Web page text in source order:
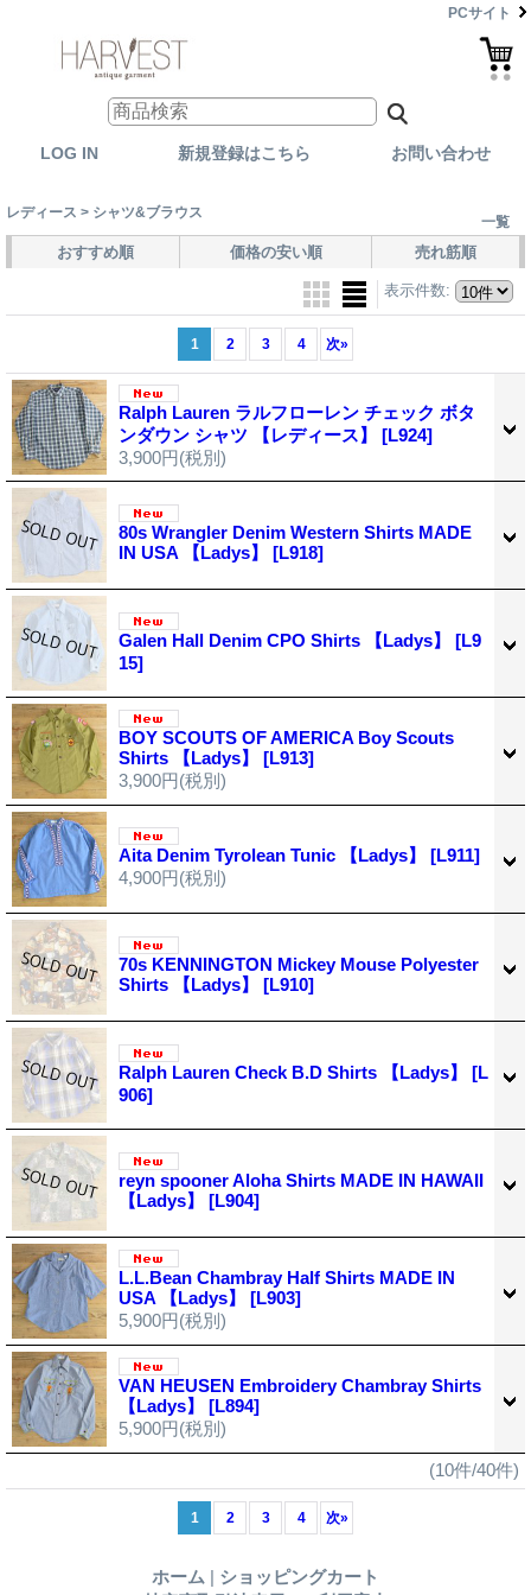
PCサイト
LOG IN 新規登録はこちら お問い合わせ
レディース > シャツ&ブラウス
一覧
おすすめ順 価格の安い順 売れ筋順
表示件数:
1 2 3 4 次»
Ralph Lauren ラルフローレン チェック ボタ
ンダウン シャツ 【レディース】 [L924]
3,900円(税別)
80s Wrangler Denim Western Shirts MADE
IN USA 【Ladys】 [L918]
Galen Hall Denim CPO Shirts 【Ladys】 [L9
15]
BOY SCOUTS OF AMERICA Boy Scouts
Shirts 【Ladys】 [L913]
3,900円(税別)
Aita Denim Tyrolean Tunic 【Ladys】 [L911]
4,900円(税別)
70s KENNINGTON Mickey Mouse Polyester
Shirts 【Ladys】 [L910]
Ralph Lauren Check B.D Shirts 【Ladys】 [L
906]
reyn spooner Aloha Shirts MADE IN HAWAII
【Ladys】 [L904]
L.L.Bean Chambray Half Shirts MADE IN
USA 【Ladys】 [L903]
5,900円(税別)
VAN HEUSEN Embroidery Chambray Shirts
【Ladys】 [L894]
5,900円(税別)
(10件/40件)
1 2 3 4 次»
ホーム | ショッピングカート